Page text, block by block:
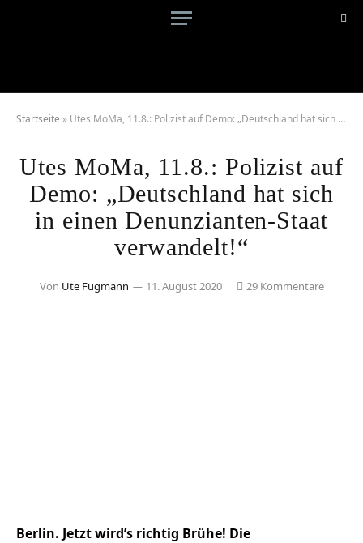
Startseite » Utes MoMa, 11.8.: Polizist auf Demo: „Deutschland hat sich in einen Denunzianten-Staat verwandelt!“
Utes MoMa, 11.8.: Polizist auf
Demo: „Deutschland hat sich
in einen Denunzianten-Staat
verwandelt!“
Von Ute Fugmann 11. August 2020 29 Kommentare
Berlin. Jetzt wird’s richtig Brühe! Die